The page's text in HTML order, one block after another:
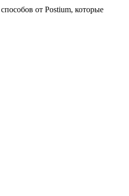
от Postium, которые